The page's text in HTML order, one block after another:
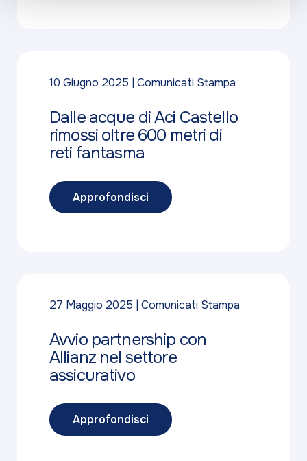
10 Giugno 2025 Comunicati Stampa
Dalle acque di Aci Castello
rimossi oltre 600 metri di
reti fantasma
Approfondisci
27 Maggio 2025 Comunicati Stampa
Avvio partnership con
Allianz nel settore
assicurativo
Approfondisci